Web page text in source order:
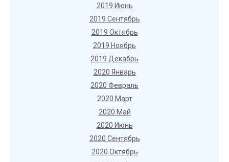
2019 Июнь
2019 Сентябрь
2019 Октябрь
2019 Ноябрь
2019 Декабрь
2020 Январь
2020 Февраль
2020 Март
2020 Май
2020 Июнь
2020 Сентябрь
2020 Октябрь